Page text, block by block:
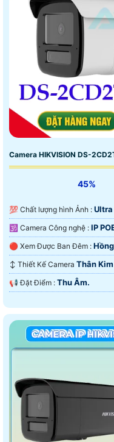
Camera HIKVISION DS-
45%
💯 Chất lượng hình Ảnh : Ultra
🕉️ Camera Công nghệ : IP
🔴 Xem Được Ban Đêm :
↕️ Thiết Kế Camera Thân
️📢 Đặt Điểm : Thu Âm.